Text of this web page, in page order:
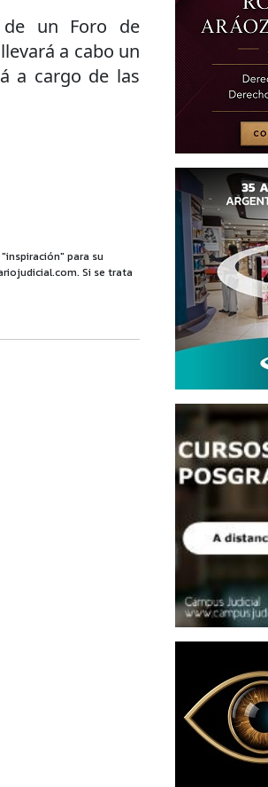
un Foro de
a cabo un
a cargo de las
para su
Si se trata